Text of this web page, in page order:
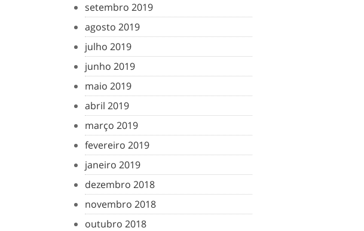
setembro 2019
agosto 2019
julho 2019
junho 2019
maio 2019
abril 2019
março 2019
fevereiro 2019
janeiro 2019
dezembro 2018
novembro 2018
outubro 2018